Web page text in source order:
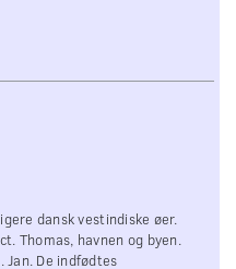
dansk vestindiske øer.
Thomas, havnen og byen.
Jan. De indfødtes